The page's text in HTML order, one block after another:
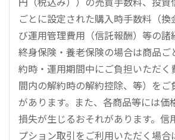
ごとに設定された購入時手数料（換
び運用管理費用（信託報酬）等の諸
終身保険・養老保険の場合は商品ご
約時・運用期間中にご負担いただく
間内の解約時の解約控除、等）を
があります。また、各商品等には価
損失が生じるおそれがあります。信
プション取引をご利用いただく場